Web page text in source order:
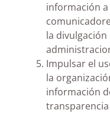
información a
la
Impulsar el
la
información